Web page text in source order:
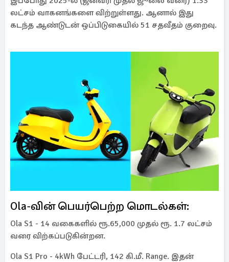
லட்சம் வாகனங்களை விற்றுள்ளது. ஆனால் இது
கடந்த ஆண்டுடன் ஒப்பிடுகையில் 51 சதவீதம் குறைவு.
Ola-வின் பெயர்பெற்ற மொடல்கள்:
Ola S1 - 14 வகைகளில் ரூ.65,000 முதல் ரூ. 1.7 லட்சம்
வரை விற்கப்படுகின்றன.
Ola S1 Pro - 4kWh பேட்டரி, 142 கி.மீ. Range. இதன்